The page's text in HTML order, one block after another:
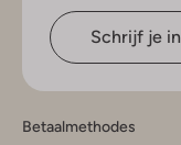
Schrijf je in
Betaalmethodes